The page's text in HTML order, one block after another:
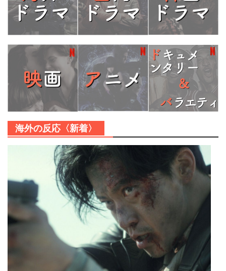
海外の反応〈新着〉